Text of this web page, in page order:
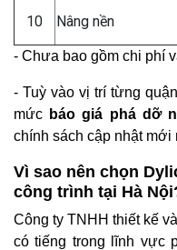
10 Nâng nền
- Chưa bao gồm chi phí
- Tuỳ vào vị trí từng
mức báo giá phá dỡ
chính sách cập nhật mới
Vì sao nên chọn
công trình tại Hà
Công ty TNHH thiết kế
có tiếng trong lĩnh vực